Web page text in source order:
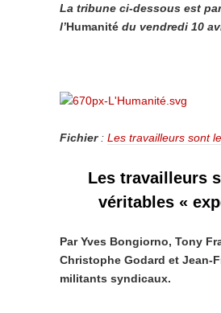
La tribune ci-dessous est
l’Humanité du vendredi 10
Fichier: Les travailleurs sont
Les travailleurs
véritables «
Par Yves Bongiorno, Tony
Christophe Godard et Jean-
militants syndicaux.